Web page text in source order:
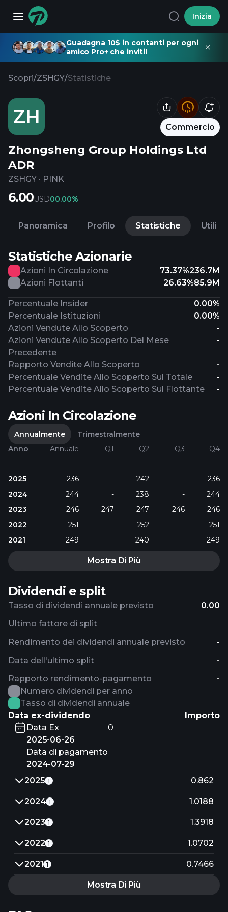
Inizia
Guadagna 10$ in contanti per ogni
amico Pro+ che inviti!
Scopri/ZSHGY/Statistiche
ZH Commercio
Zhongsheng Group Holdings Ltd
ADR
ZSHGY · PINK
6.00USD00.00%
Panoramica Profilo Statistiche Utili
Statistiche Azionarie
Azioni In Circolazione 73.37%236.7M
Azioni Flottanti
26.63%85.9M
Percentuale Insider
0.00%
Percentuale Istituzioni
0.00%
Azioni Vendute Allo Scoperto
-
Azioni Vendute Allo Scoperto Del Mese
Precedente
-
Rapporto Vendite Allo Scoperto
-
Percentuale Vendite Allo Scoperto Sul Totale
-
Percentuale Vendite Allo Scoperto Sul Flottante
-
Azioni In Circolazione
Annualmente
Trimestralmente
Anno
Annuale Q1 Q2 Q3 Q4
2025 236 - 242 -
236
2024
244 - 238 -
244
2023
246 247 247 246
246
2022
251 - 252 -
251
2021
249 - 240 - 249
Mostra Di Più
Dividendi e split
Tasso di dividendi annuale previsto 0.00
Rendimento dei dividendi annuale previsto -
Rapporto rendimento-pagamento -
Ultimo fattore di split
Data dell'ultimo split -
Numero dividendi per anno
Tasso di dividendi annuale
Data ex-dividendo
Importo
Data Ex
2025-06-26
Data di pagamento
2024-07-29
0
2025 1 0.862
2024 1 1.0188
2023 1 1.3918
2022 1 1.0702
2021 1 0.7466
Mostra Di Più